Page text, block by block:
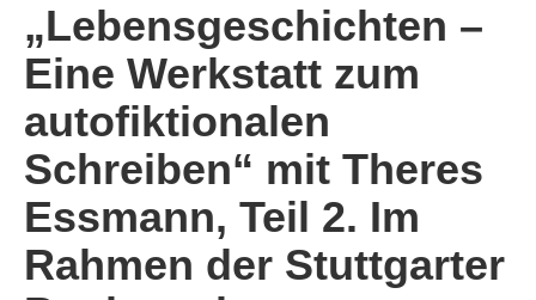
„Lebensgeschichten –
Eine Werkstatt zum
autofiktionalen
Schreiben“ mit Theres
Essmann, Teil 2. Im
Rahmen der Stuttgarter